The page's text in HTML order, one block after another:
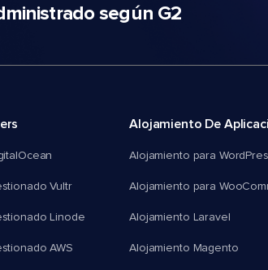
según G2
Vultr
Linode
AWS
Alojamiento De
Alojamiento para
Alojamiento para
Alojamiento Laravel
Alojamiento Magento